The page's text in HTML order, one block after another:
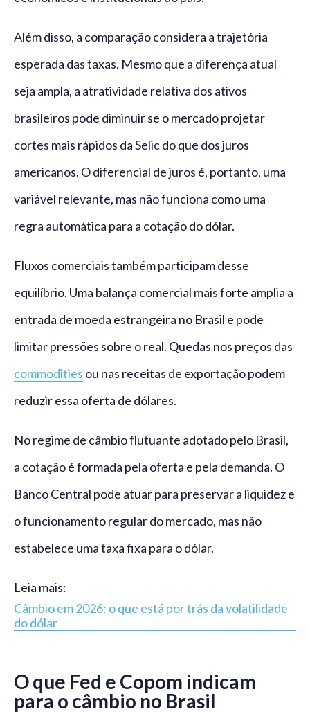
Além disso, a comparação considera a trajetória
esperada das taxas. Mesmo que a diferença atual
seja ampla, a atratividade relativa dos ativos
brasileiros pode diminuir se o mercado projetar
cortes mais rápidos da Selic do que dos juros
americanos. O diferencial de juros é, portanto, uma
variável relevante, mas não funciona como uma
regra automática para a cotação do dólar.
Fluxos comerciais também participam desse
equilíbrio. Uma balança comercial mais forte amplia a
entrada de moeda estrangeira no Brasil e pode
limitar pressões sobre o real. Quedas nos preços das
commodities ou nas receitas de exportação podem
reduzir essa oferta de dólares.
No regime de câmbio flutuante adotado pelo Brasil,
a cotação é formada pela oferta e pela demanda. O
Banco Central pode atuar para preservar a liquidez e
o funcionamento regular do mercado, mas não
estabelece uma taxa fixa para o dólar.
Leia mais:
Câmbio em 2026: o que está por trás da volatilidade
do dólar
O que Fed e Copom indicam
para o câmbio no Brasil